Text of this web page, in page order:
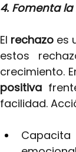
4. Fomenta
El rechazo es
estos
crecimiento.
positiva
facilidad.